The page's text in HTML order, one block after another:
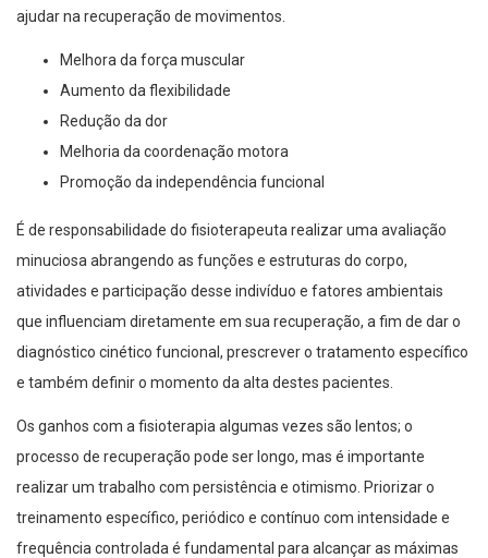
ajudar na recuperação de movimentos.
Melhora da força muscular
Aumento da flexibilidade
Redução da dor
Melhoria da coordenação motora
Promoção da independência funcional
É de responsabilidade do fisioterapeuta realizar uma avaliação
minuciosa abrangendo as funções e estruturas do corpo,
atividades e participação desse indivíduo e fatores ambientais
que influenciam diretamente em sua recuperação, a fim de dar o
diagnóstico cinético funcional, prescrever o tratamento específico
e também definir o momento da alta destes pacientes.
Os ganhos com a fisioterapia algumas vezes são lentos; o
processo de recuperação pode ser longo, mas é importante
realizar um trabalho com persistência e otimismo. Priorizar o
treinamento específico, periódico e contínuo com intensidade e
frequência controlada é fundamental para alcançar as máximas